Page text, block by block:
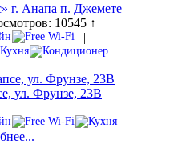
г. Анапа п. Джемете
10545 ↑
|
ул. Фрунзе, 23В
|